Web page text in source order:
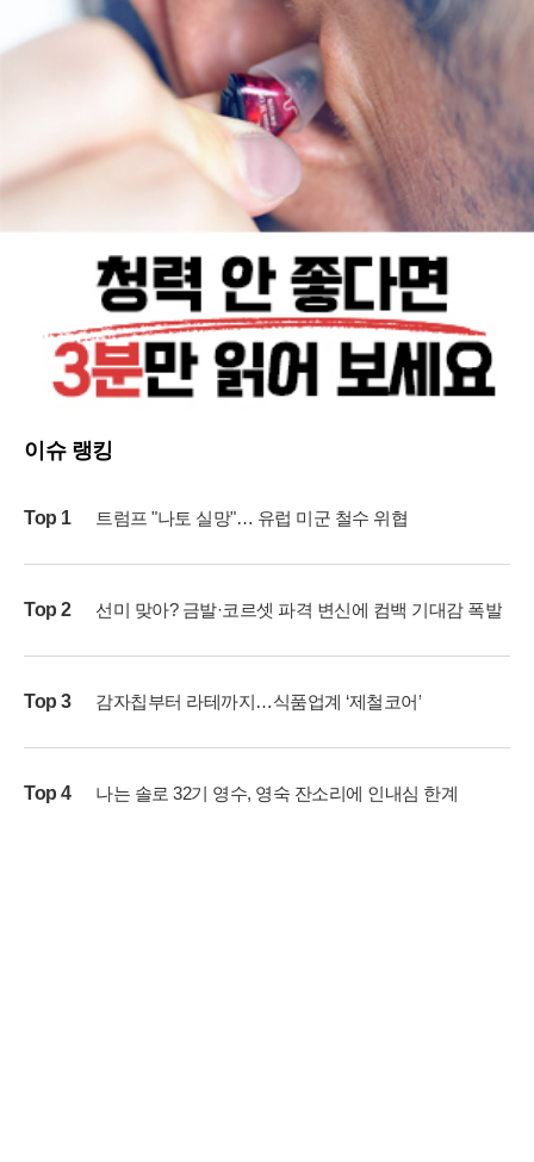
이슈 랭킹
Top 1 트럼프 "나토 실망"… 유럽 미군 철수 위협
Top 2 선미 맞아? 금발·코르셋 파격 변신에 컴백 기대감 폭발
Top 3 감자칩부터 라테까지…식품업계 ‘제철코어’
Top 4 나는 솔로 32기 영수, 영숙 잔소리에 인내심 한계